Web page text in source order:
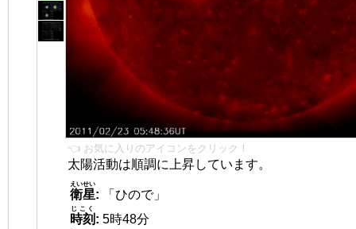
👈 お気に入りのアイコンをクリック！
太陽活動は順調に上昇しています。
衛星
えいせい
:
「ひので」
時刻
じこく
: 5時48分